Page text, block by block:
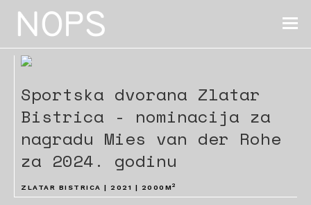
Sportska dvorana Zlatar
Bistrica - nominacija za
nagradu Mies van der Rohe
za 2024. godinu
ZLATAR BISTRICA | 2021 | 2000M 2